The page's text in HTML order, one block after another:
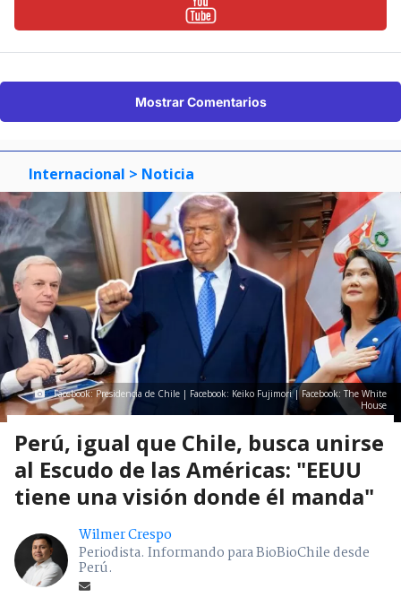
Mostrar Comentarios
Internacional > Noticia
Facebook: Presidencia de Chile | Facebook: Keiko Fujimori | Facebook: The White
House
Perú, igual que Chile, busca unirse
al Escudo de las Américas: "EEUU
tiene una visión donde él manda"
Wilmer Crespo
Periodista. Informando para BioBioChile desde
Perú.